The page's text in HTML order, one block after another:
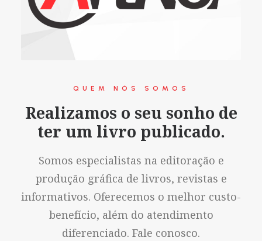
QUEM NÓS SOMOS
Realizamos o seu sonho de
ter um livro publicado.
Somos especialistas na editoração e
produção gráfica de livros, revistas e
informativos. Oferecemos o melhor custo-
benefício, além do atendimento
diferenciado. Fale conosco.